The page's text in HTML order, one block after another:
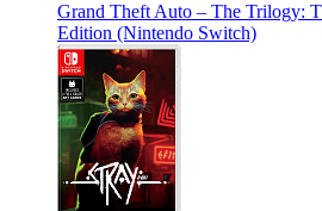
Grand Theft Auto – The Trilogy:
Edition (Nintendo Switch)